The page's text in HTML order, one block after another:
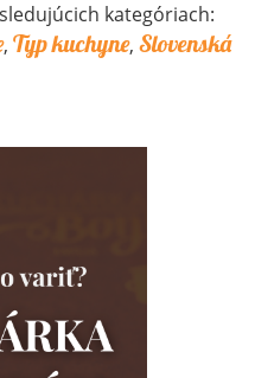
kategóriach:
, Typ kuchyne, Slovenská